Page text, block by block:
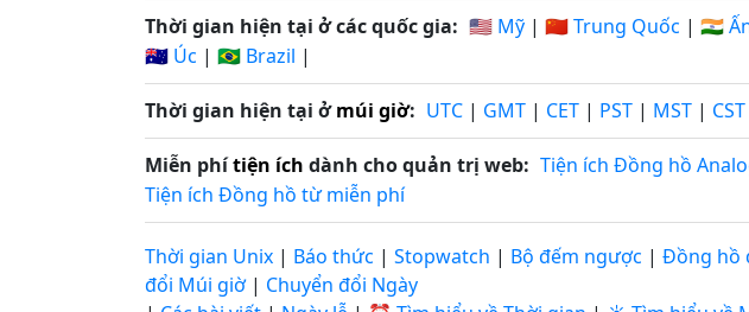
Thời gian hiện tại ở các quốc gia: 🇺🇸 Mỹ | 🇨🇳 Trung Quốc | 🇮🇳
🇦🇺 Úc | 🇧🇷 Brazil |
Thời gian hiện tại ởmúi giờ: UTC | GMT | CET | PST | MST | CST
Miễn phítiện ích dành cho quản trị web: Tiện ích Đồng hồ
Tiện ích Đồng hồ từ miễn phí
Thời gian Unix | Báo thức | Stopwatch | Bộ đếm ngược | Đồng hồ
đổi Múi giờ | Chuyển đổi Ngày